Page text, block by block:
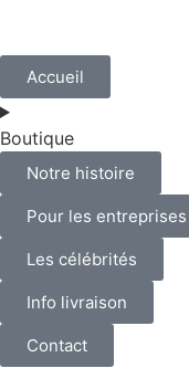
Accueil
Boutique
Notre histoire
Pour les entreprises
Les célébrités
Info livraison
Contact